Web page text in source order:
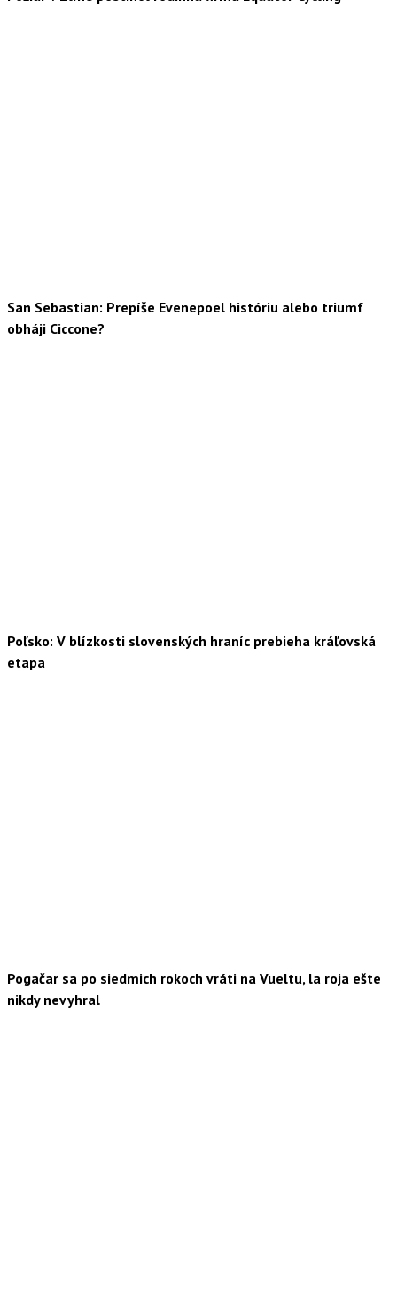
San Sebastian: Prepíše Evenepoel históriu alebo triumf
obháji Ciccone?
Poľsko: V blízkosti slovenských hraníc prebieha kráľovská
etapa
Pogačar sa po siedmich rokoch vráti na Vueltu, la roja ešte
nikdy nevyhral